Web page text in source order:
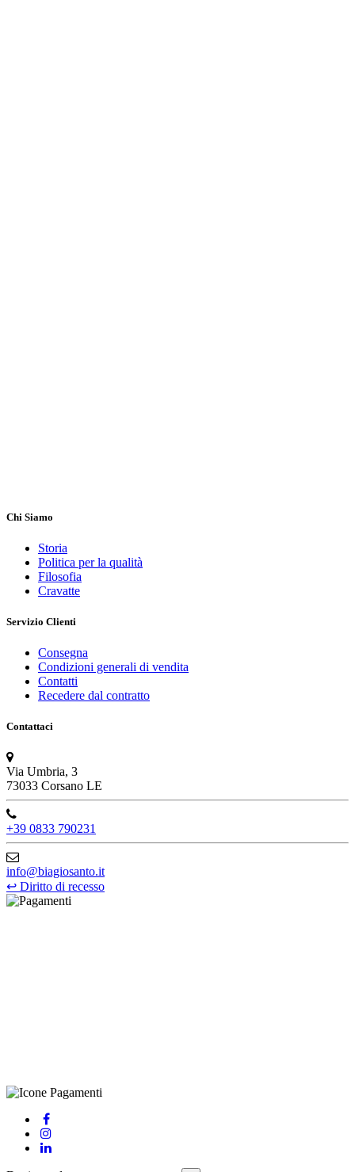
Chi Siamo
Storia
Politica per la qualità
Filosofia
Cravatte
Servizio Clienti
Consegna
Condizioni generali di vendita
Contatti
Recedere dal contratto
Contattaci
Via Umbria, 3
73033 Corsano LE
+39 0833 790231
info@biagiosanto.it
↩ Diritto di recesso